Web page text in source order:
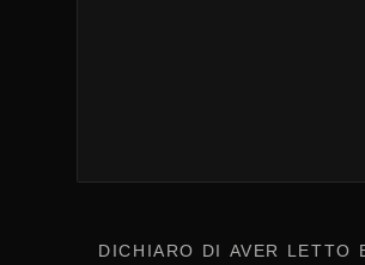
CONSENSO*
DICHIARO DI AVER LETTO